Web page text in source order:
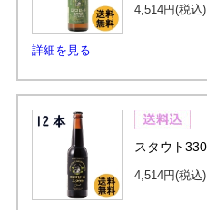
詳細を見る
4,514円(税込)
スタウト
4,514円(税込)